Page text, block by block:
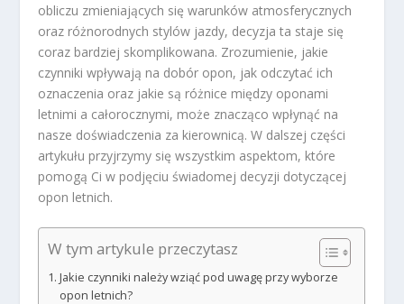
obliczu zmieniających się warunków atmosferycznych
oraz różnorodnych stylów jazdy, decyzja ta staje się
coraz bardziej skomplikowana. Zrozumienie, jakie
czynniki wpływają na dobór opon, jak odczytać ich
oznaczenia oraz jakie są różnice między oponami
letnimi a całorocznymi, może znacząco wpłynąć na
nasze doświadczenia za kierownicą. W dalszej części
artykułu przyjrzymy się wszystkim aspektom, które
pomogą Ci w podjęciu świadomej decyzji dotyczącej
opon letnich.
W tym artykule przeczytasz
Jakie czynniki należy wziąć pod uwagę przy wyborze
opon letnich?